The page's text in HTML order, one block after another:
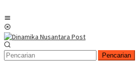
Pencarian